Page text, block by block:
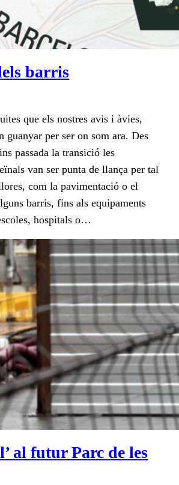
barris
que els nostres avis i àvies,
guanyar per ser on som ara. Des
passada la transició les
van ser punta de llança per tal
com la pavimentació o el
barris, fins als equipaments
hospitals o…
al futur Parc de les